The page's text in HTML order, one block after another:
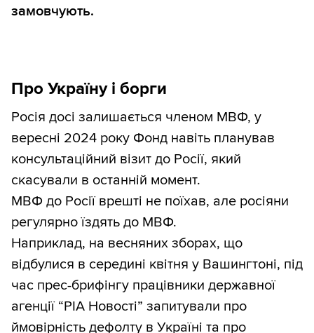
замовчують.
Про Україну і борги
Росія досі залишається членом МВФ, у
вересні 2024 року Фонд навіть планував
консультаційний візит до Росії, який
скасували в останній момент.
МВФ до Росії врешті не поїхав, але росіяни
регулярно їздять до МВФ.
Наприклад, на весняних зборах, що
відбулися в середині квітня у Вашингтоні, під
час прес-брифінгу працівники державної
агенції “РІА Новості” запитували про
ймовірність дефолту в Україні та про